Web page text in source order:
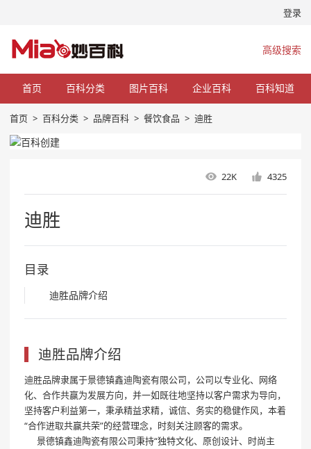
登录
高级搜索
首页 百科分类 图片百科 企业百科 百科知道
首页 > 百科分类 > 品牌百科 > 餐饮食品 > 迪胜
22K 4325
迪胜
目录
迪胜品牌介绍
迪胜品牌介绍
迪胜品牌隶属于景德镇鑫迪陶瓷有限公司，公司以专业化、网络
化、合作共赢为发展方向，并一如既往地坚持以客户需求为导向，
坚持客户利益第一，秉承精益求精，诚信、务实的稳健作风，本着
“合作进取共赢共荣”的经营理念，时刻关注顾客的需求。
景德镇鑫迪陶瓷有限公司秉持“独特文化、原创设计、时尚主